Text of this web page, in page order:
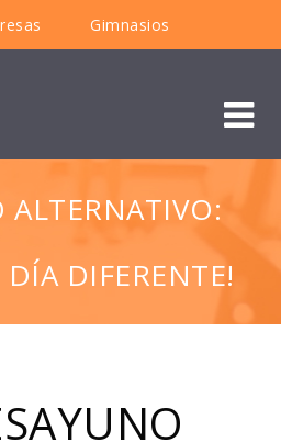
Gimnasios
ALTERNATIVO:
DIFERENTE!